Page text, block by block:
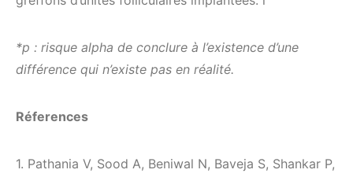
*p : risque alpha de conclure à l’existence d’une
différence qui n’existe pas en réalité.
Réferences
1. Pathania V, Sood A, Beniwal N, Baveja S, Shankar P,